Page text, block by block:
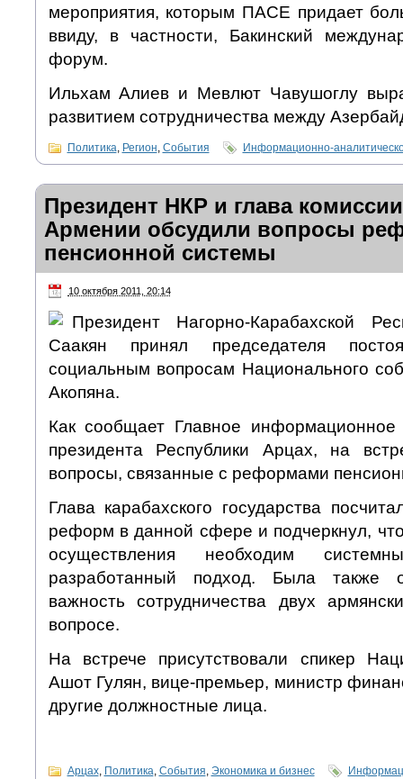
мероприятия, которым ПАСЕ придает
ввиду, в частности, Бакинский
форум.
Ильхам Алиев и Мевлют Чавушоглу
развитием сотрудничества между
Политика, Регион, События Информационно-
Президент НКР и глава
Армении обсудили вопросы
пенсионной системы
10 октября 2011, 20:14
Президент Нагорно-Карабахской
Саакян принял председателя
социальным вопросам Национального
Акопяна.
Как сообщает Главное информационное
президента Республики Арцах, на
вопросы, связанные с реформами
Глава карабахского государства
реформ в данной сфере и подчеркнул,
осуществления необходим
разработанный подход. Была также
важность сотрудничества двух
вопросе.
На встрече присутствовали спикер
Ашот Гулян, вице-премьер, министр
другие должностные лица.
Арцах, Политика, События, Экономика и бизнес